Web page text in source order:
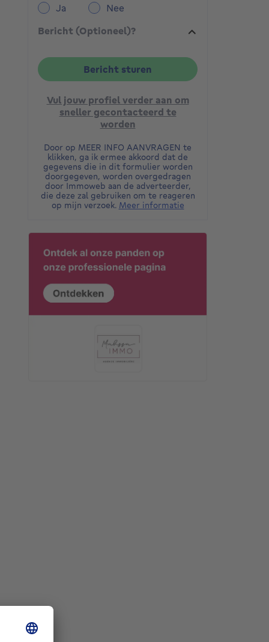
Ja
Nee
Bericht (Optioneel)?
Bericht sturen
Vul jouw profiel verder aan om
sneller gecontacteerd te
worden
Door op MEER INFO AANVRAGEN te
klikken, ga ik ermee akkoord dat de
gegevens die in dit formulier worden
doorgegeven, worden overgedragen
door Immoweb aan de adverteerder,
die deze zal gebruiken om te reageren
op mijn verzoek. Meer informatie